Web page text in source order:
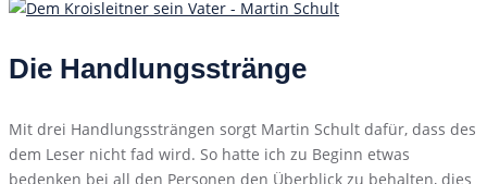
Die Handlungsstränge
Mit drei Handlungssträngen sorgt Martin Schult dafür, dass des
dem Leser nicht fad wird. So hatte ich zu Beginn etwas
bedenken bei all den Personen den Überblick zu behalten, dies